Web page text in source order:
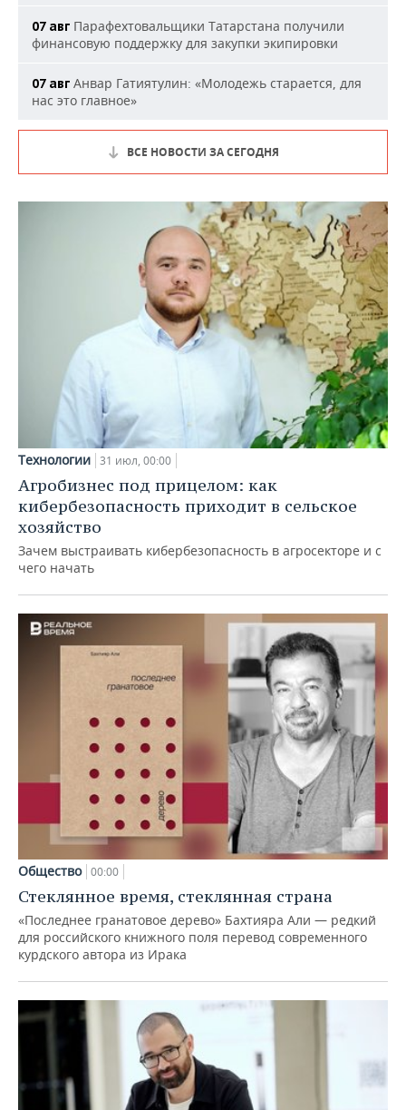
07 авг Парафехтовальщики Татарстана получили
финансовую поддержку для закупки экипировки
07 авг Анвар Гатиятулин: «Молодежь старается, для
нас это главное»
ВСЕ НОВОСТИ ЗА СЕГОДНЯ
Технологии 31 июл, 00:00
Агробизнес под прицелом: как
кибербезопасность приходит в сельское
хозяйство
Зачем выстраивать кибербезопасность в агросекторе и с
чего начать
Общество 00:00
Стеклянное время, стеклянная страна
«Последнее гранатовое дерево» Бахтияра Али — редкий
для российского книжного поля перевод современного
курдского автора из Ирака